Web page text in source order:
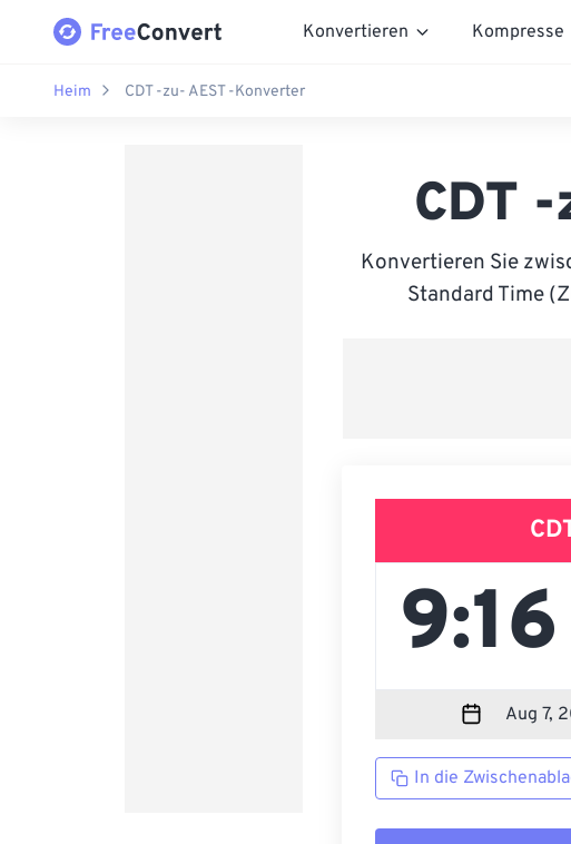
Konvertieren Kompresse
Heim CDT -zu- AEST -Konverter
CDT
Konvertieren Sie
Standard Time
In die